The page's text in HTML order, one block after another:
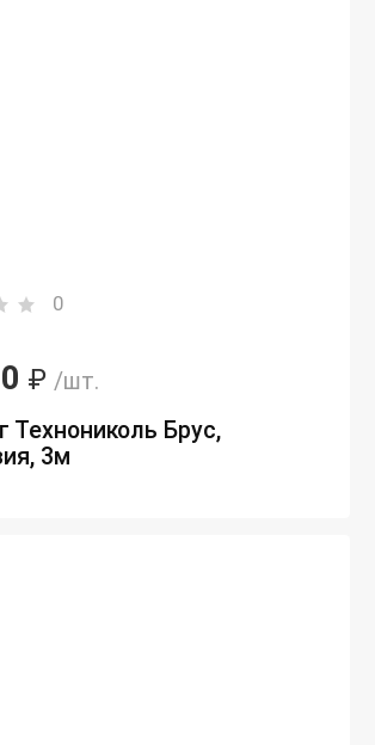
0
₽ /шт.
Технониколь Брус,
3м